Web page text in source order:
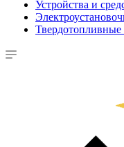
Устройства и
Твердотопливные